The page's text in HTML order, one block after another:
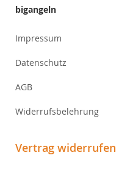
bigangeln
Impressum
Datenschutz
AGB
Widerrufsbelehrung
Vertrag widerrufen